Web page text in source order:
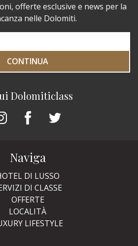
Dolomiticlass
offerte esclusive e news per la
nelle Dolomiti.
CONTINUA
Naviga
DI LUSSO
DI CLASSE
OFFERTE
LOCALITÀ
LIFESTYLE